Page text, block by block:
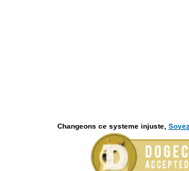
Changeons ce systeme injuste,